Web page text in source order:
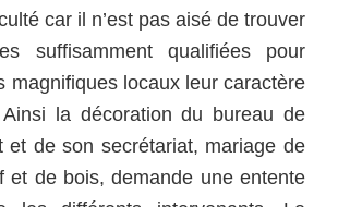
car il n’est pas aisé de trouver
suffisamment qualifiées pour
magnifiques locaux leur caractère
Ainsi la décoration du bureau de
et de son secrétariat, mariage de
et de bois, demande une entente